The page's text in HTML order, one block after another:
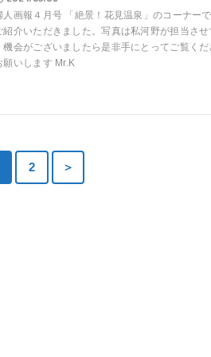
人画報４月号 「絶景！花見温泉」のコーナー
紹介いただきました。写真は私河野が担当させ
会がございましたら是非手にとってご覧くだ
願いします Mr.K
2 ＞